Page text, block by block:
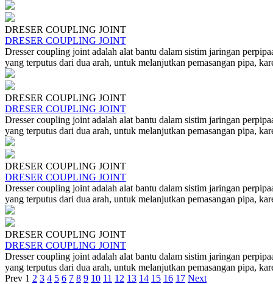
DRESER COUPLING JOINT
DRESER COUPLING JOINT
Dresser coupling joint adalah alat bantu dalam sistim jaringan
yang terputus dari dua arah, untuk melanjutkan pemasangan pipa,
DRESER COUPLING JOINT
DRESER COUPLING JOINT
Dresser coupling joint adalah alat bantu dalam sistim jaringan
yang terputus dari dua arah, untuk melanjutkan pemasangan pipa,
DRESER COUPLING JOINT
DRESER COUPLING JOINT
Dresser coupling joint adalah alat bantu dalam sistim jaringan
yang terputus dari dua arah, untuk melanjutkan pemasangan pipa,
DRESER COUPLING JOINT
DRESER COUPLING JOINT
Dresser coupling joint adalah alat bantu dalam sistim jaringan
yang terputus dari dua arah, untuk melanjutkan pemasangan pipa,
Prev 1 2 3 4 5 6 7 8 9 10 11 12 13 14 15 16 17 Next